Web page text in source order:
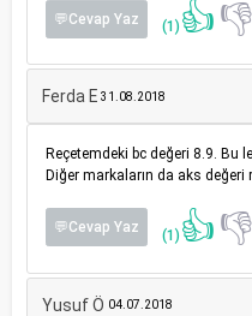
💬Cevap Yaz (1) 👍👎
Ferda E 31.08.2018
Reçetemdeki bc değeri 8.9. Bu
Diğer markaların da aks değeri
💬Cevap Yaz (1) 👍👎
Yusuf Ö 04.07.2018